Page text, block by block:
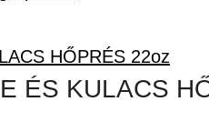
ÉS KULACS